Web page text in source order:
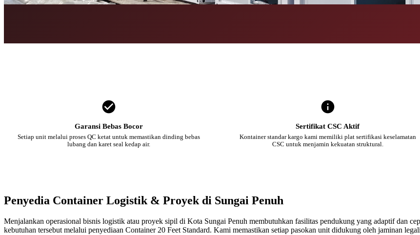
Garansi Bebas Bocor
Setiap unit melalui proses QC ketat untuk memastikan dinding bebas
lubang dan karet seal kedap air.
Sertifikat CSC Aktif
Kontainer standar kargo kami memiliki plat sertifikasi keselamatan
CSC untuk menjamin kekuatan struktural.
Penyedia Container Logistik & Proyek di Sungai Penuh
Menjalankan operasional bisnis logistik atau proyek sipil di Kota Sungai Penuh membutuhkan fasilitas pendukung yang adaptif dan
kebutuhan tersebut melalui penyediaan Container 20 Feet Standard. Kami memastikan setiap pasokan unit didukung oleh jaminan